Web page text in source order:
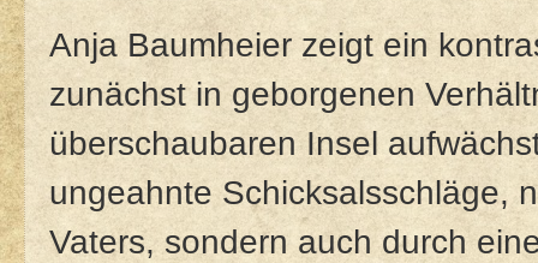
Anja Baumheier zeigt ein
zunächst in geborgenen
überschaubaren Insel
ungeahnte Schicksalsschläge,
Vaters, sondern auch durch